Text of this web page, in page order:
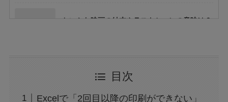
ちいかわ映画の結末やラストシーンの意味は？
結婚してる？
目次
Excelで「2回目以降の印刷ができない」